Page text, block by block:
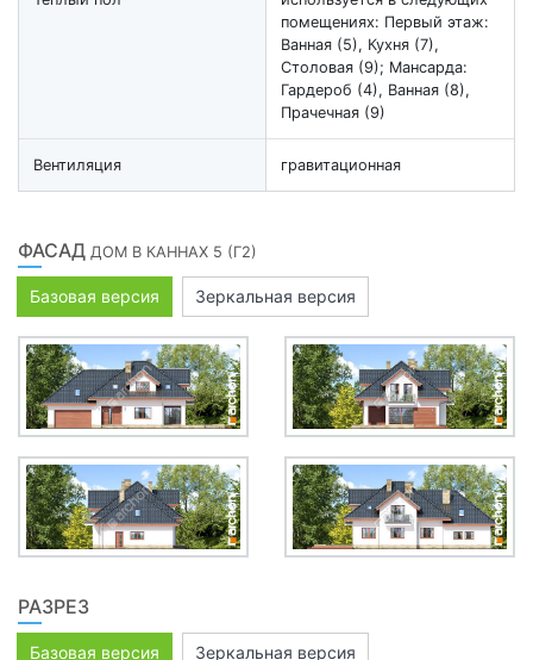
помещениях: Первый этаж:
Ванная (5), Кухня (7),
Столовая (9); Мансарда:
Гардероб (4), Ванная (8),
Прачечная (9)
Вентиляция гравитационная
ФАСАД ДОМ В КАННАХ 5 (Г2)
Базовая версия Зеркальная версия
РАЗРЕЗ
Базовая версия Зеркальная версия